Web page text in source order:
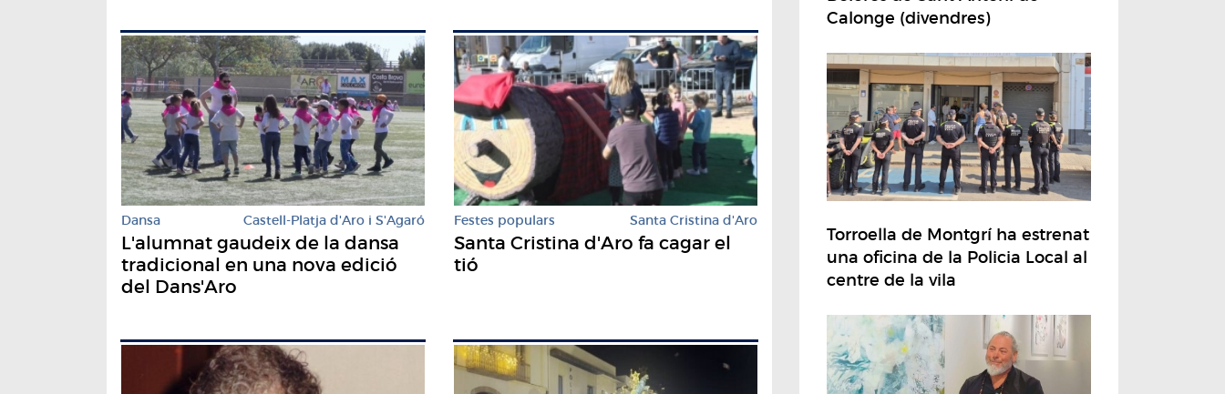
Dansa Castell-Platja d'Aro i S'Agaró
L'alumnat gaudeix de la dansa
tradicional en una nova edició
del Dans'Aro
Festes populars Santa Cristina d'Aro
Santa Cristina d'Aro fa cagar el
tió
Calonge (divendres)
Torroella de Montgrí ha estrenat
una oficina de la Policia Local al
centre de la vila